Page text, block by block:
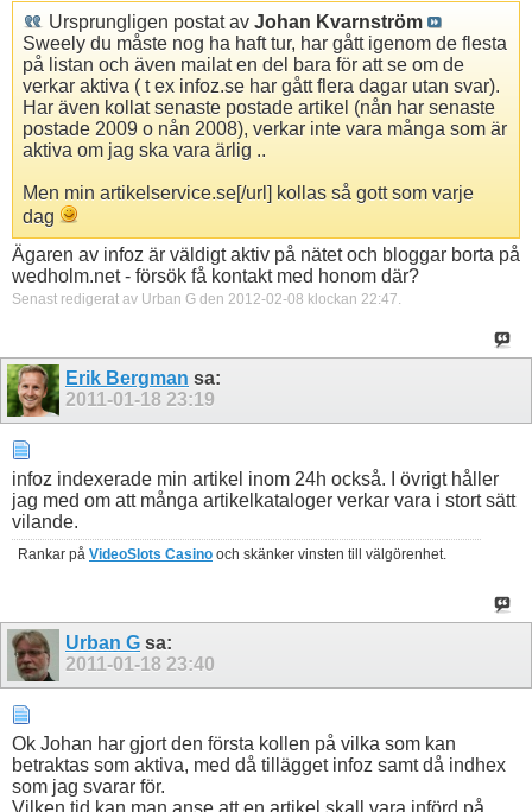
Ursprungligen postat av Johan Kvarnström
Sweely du måste nog ha haft tur, har gått igenom de flesta
på listan och även mailat en del bara för att se om de
verkar aktiva ( t ex infoz.se har gått flera dagar utan svar).
Har även kollat senaste postade artikel (nån har senaste
postade 2009 o nån 2008), verkar inte vara många som är
aktiva om jag ska vara ärlig ..
Men min artikelservice.se[/url] kollas så gott som varje
dag
Ägaren av infoz är väldigt aktiv på nätet och bloggar borta på
wedholm.net - försök få kontakt med honom där?
Senast redigerat av Urban G den 2012-02-08 klockan 22:47
Erik Bergman sa:
2011-01-18 23:19
infoz indexerade min artikel inom 24h också. I övrigt håller
jag med om att många artikelkataloger verkar vara i stort sätt
vilande.
Rankar på VideoSlots Casino och skänker vinsten till välgörenhet.
Urban G sa:
2011-01-18 23:40
Ok Johan har gjort den första kollen på vilka som kan
betraktas som aktiva, med då tillägget infoz samt då indhex
som jag svarar för.